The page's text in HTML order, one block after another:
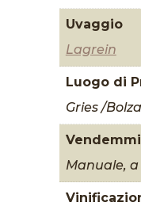
Uvaggio
Lagrein
Luogo di
Gries /
Manuale,